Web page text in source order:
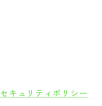
セキュリティポリシー